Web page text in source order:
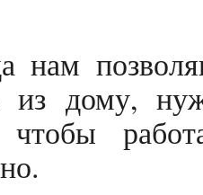
нам
из дому,
чтобы